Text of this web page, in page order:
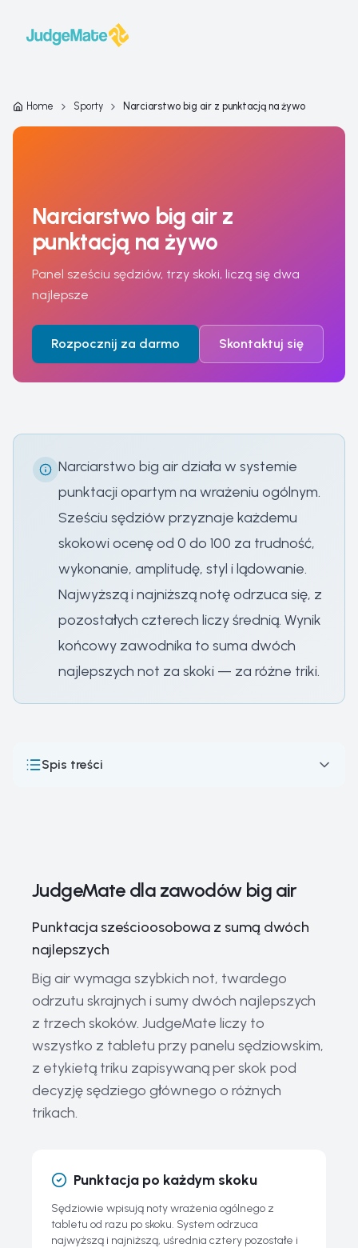
Home Sporty Narciarstwo big air z punktacją na żywo
Narciarstwo big air z
punktacją na żywo
Panel sześciu sędziów, trzy skoki, liczą się dwa
najlepsze
Rozpocznij za darmo Skontaktuj się
Narciarstwo big air działa w systemie
punktacji opartym na wrażeniu ogólnym.
Sześciu sędziów przyznaje każdemu
skokowi ocenę od 0 do 100 za trudność,
wykonanie, amplitudę, styl i lądowanie.
Najwyższą i najniższą notę odrzuca się, z
pozostałych czterech liczy średnią. Wynik
końcowy zawodnika to suma dwóch
najlepszych not za skoki — za różne triki.
Spis treści
Najważniejsze zawody i imprezy narciarstwa big air
Legendy Narciarstwa Big Air i Elitarni Zawodnicy:
Gwiazdy Rampy
Kluczowy sprzęt do narciarstwa big air
Aktualne trendy i przyszłość narciarstwa big air
Historia i ewolucja narciarstwa big air
Najczęściej zadawane pytania o narciarstwo big air
JudgeMate dla zawodów big air
Punktacja sześcioosobowa z sumą dwóch
najlepszych
Big air wymaga szybkich not, twardego
odrzutu skrajnych i sumy dwóch najlepszych
z trzech skoków. JudgeMate liczy to
wszystko z tabletu przy panelu sędziowskim,
z etykietą triku zapisywaną per skok pod
decyzję sędziego głównego o różnych
trikach.
Punktacja po każdym skoku
Sędziowie wpisują noty wrażenia ogólnego z
tabletu od razu po skoku. System odrzuca
najwyższą i najniższą, uśrednia cztery pozostałe i